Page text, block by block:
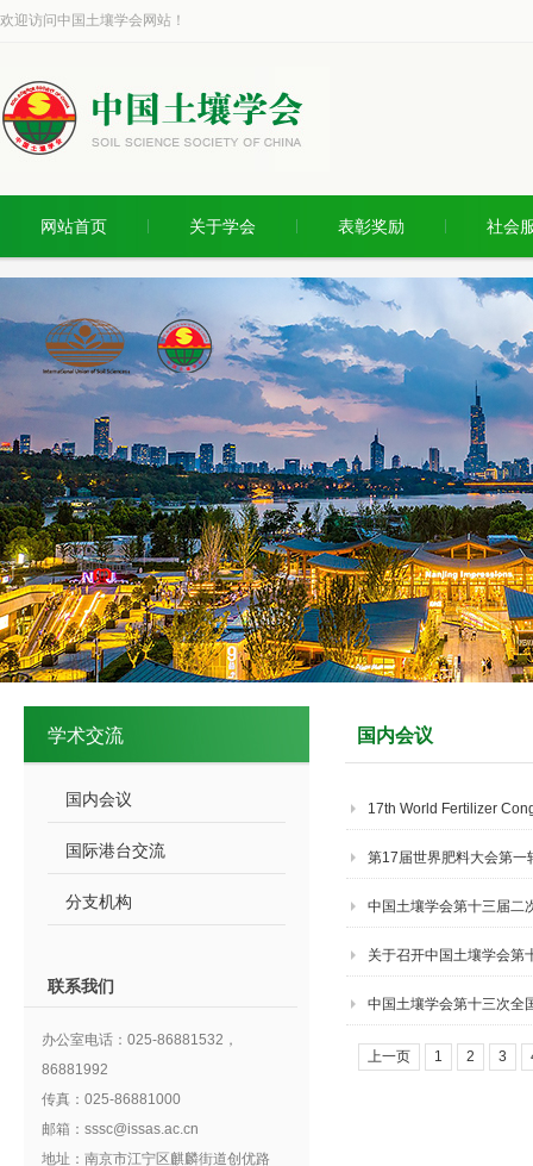
欢迎访问中国土壤学会网站！
网站首页 关于学会 表彰奖励 社会
学术交流
国内会议
国际港台交流
分支机构
联系我们
办公室电话：025-86881532，
86881992
传真：025-86881000
邮箱：sssc@issas.ac.cn
地址：南京市江宁区麒麟街道创优路
国内会议
17th World Fertilizer
第17届世界肥料大会第一
中国土壤学会第十三届二
关于召开中国土壤学会第
中国土壤学会第十三次全
上一页 1 2 3